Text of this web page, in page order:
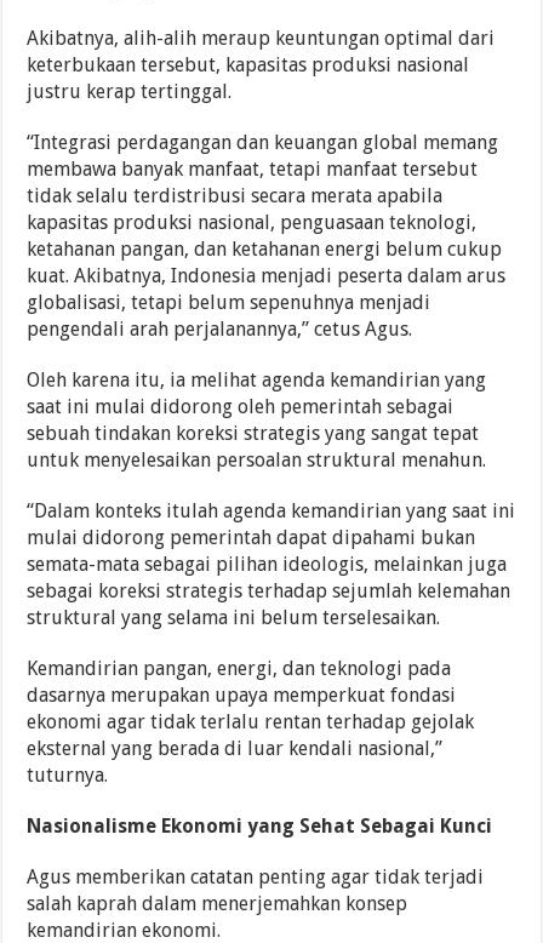
Akibatnya, alih-alih meraup keuntungan optimal dari
keterbukaan tersebut, kapasitas produksi nasional
justru kerap tertinggal.
“Integrasi perdagangan dan keuangan global memang
membawa banyak manfaat, tetapi manfaat tersebut
tidak selalu terdistribusi secara merata apabila
kapasitas produksi nasional, penguasaan teknologi,
ketahanan pangan, dan ketahanan energi belum cukup
kuat. Akibatnya, Indonesia menjadi peserta dalam arus
globalisasi, tetapi belum sepenuhnya menjadi
pengendali arah perjalanannya,” cetus Agus.
Oleh karena itu, ia melihat agenda kemandirian yang
saat ini mulai didorong oleh pemerintah sebagai
sebuah tindakan koreksi strategis yang sangat tepat
untuk menyelesaikan persoalan struktural menahun.
“Dalam konteks itulah agenda kemandirian yang saat ini
mulai didorong pemerintah dapat dipahami bukan
semata-mata sebagai pilihan ideologis, melainkan juga
sebagai koreksi strategis terhadap sejumlah kelemahan
struktural yang selama ini belum terselesaikan.
Kemandirian pangan, energi, dan teknologi pada
dasarnya merupakan upaya memperkuat fondasi
ekonomi agar tidak terlalu rentan terhadap gejolak
eksternal yang berada di luar kendali nasional,”
tuturnya.
Nasionalisme Ekonomi yang Sehat Sebagai Kunci
Agus memberikan catatan penting agar tidak terjadi
salah kaprah dalam menerjemahkan konsep
kemandirian ekonomi.